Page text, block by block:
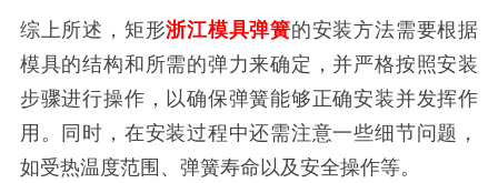
综上所述，矩形浙江模具弹簧的安装方法需要根据
模具的结构和所需的弹力来确定，并严格按照安装
步骤进行操作，以确保弹簧能够正确安装并发挥作
用。同时，在安装过程中还需注意一些细节问题，
如受热温度范围、弹簧寿命以及安全操作等。